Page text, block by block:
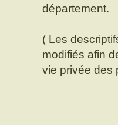
département.
( Les
modifiés afin
vie privée des